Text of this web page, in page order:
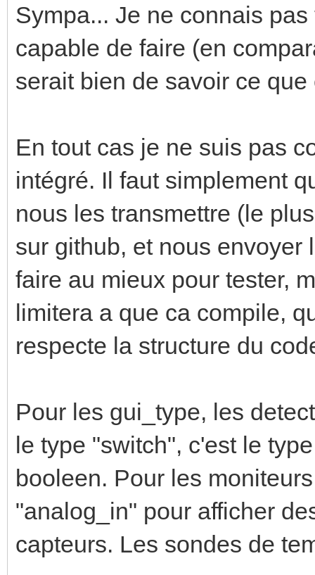
Sympa... Je ne connais
capable de faire (en
serait bien de savoir ce
En tout cas je ne suis pas
intégré. Il faut simplement
nous les transmettre (le
sur github, et nous envoyer
faire au mieux pour tester,
limitera a que ca compile,
respecte la structure du
Pour les gui_type, les
le type "switch", c'est le
booleen. Pour les
"analog_in" pour afficher
capteurs. Les sondes de